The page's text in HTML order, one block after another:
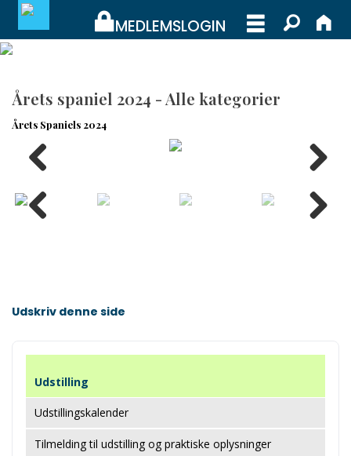
MEDLEMSLOGIN
BLIV MEDLEM
WEBSHOP
Årets spaniel 2024 - Alle kategorier
Årets Spaniels 2024
Udskriv denne side
Udstilling
Udstillingskalender
Tilmelding til udstilling og praktiske oplysninger